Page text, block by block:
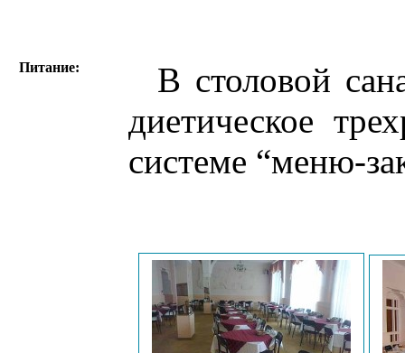
Питание:
В столовой
диетическое
системе “меню-